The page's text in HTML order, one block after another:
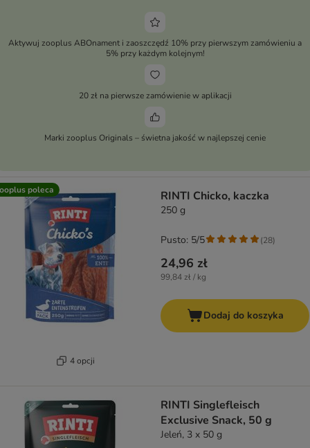
Aktywuj zooplus ABOnament i zaoszczędź 10% przy pierwszym zamówieniu a
5% przy każdym kolejnym!
20 zł na pierwsze zamówienie w aplikacji
Marki zooplus Originals – świetna jakość w najlepszej cenie
poleca
4 opcji
RINTI Chicko, kaczka
250 g
24,96 zł
99,84 zł / kg
Pusto: 5/5 (28)
Dodaj do koszyka
RINTI Singlefleisch
Exclusive Snack, 50 g
Jeleń, 3 x 50 g